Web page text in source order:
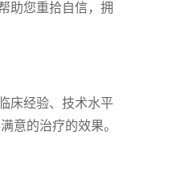
助您重拾自信，拥
床经验、技术水平
意的治疗的效果。